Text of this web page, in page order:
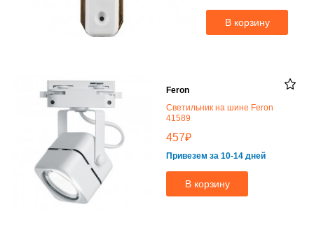
В корзину
Feron
Светильник на шине Feron
41589
457₽
Привезем за 10-14 дней
В корзину